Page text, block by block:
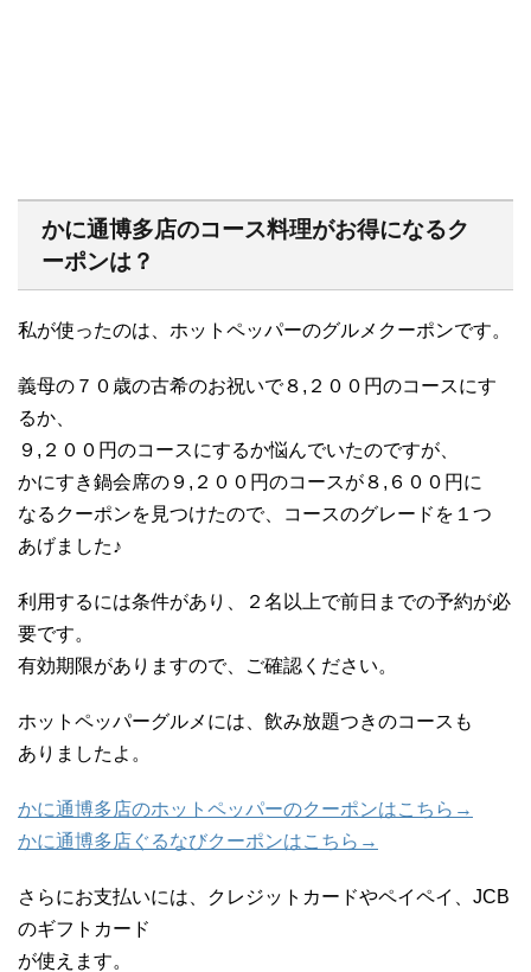
かに通博多店のコース料理がお得になるク
ーポンは？
私が使ったのは、ホットペッパーのグルメクーポンです。
義母の７０歳の古希のお祝いで８,２００円のコースにす
るか、
９,２００円のコースにするか悩んでいたのですが、
かにすき鍋会席の９,２００円のコースが８,６００円に
なるクーポンを見つけたので、コースのグレードを１つ
あげました♪
利用するには条件があり、２名以上で前日までの予約が必
要です。
有効期限がありますので、ご確認ください。
ホットペッパーグルメには、飲み放題つきのコースも
ありましたよ。
かに通博多店のホットペッパーのクーポンはこちら→
かに通博多店ぐるなびクーポンはこちら→
さらにお支払いには、クレジットカードやペイペイ、JCB
のギフトカード
が使えます。